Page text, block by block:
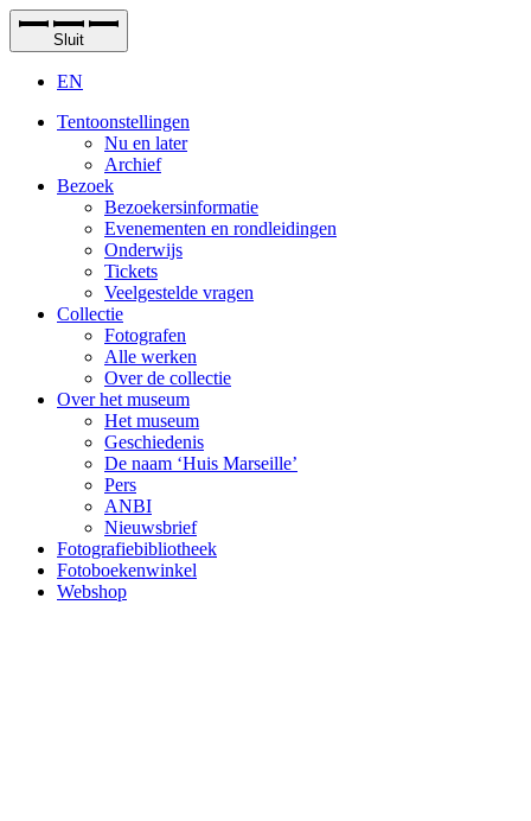
Sluit
EN
Tentoonstellingen
Nu en later
Archief
Bezoek
Bezoekersinformatie
Evenementen en rondleidingen
Onderwijs
Tickets
Veelgestelde vragen
Collectie
Fotografen
Alle werken
Over de collectie
Over het museum
Het museum
Geschiedenis
De naam ‘Huis Marseille’
Pers
ANBI
Nieuwsbrief
Fotografiebibliotheek
Fotoboekenwinkel
Webshop